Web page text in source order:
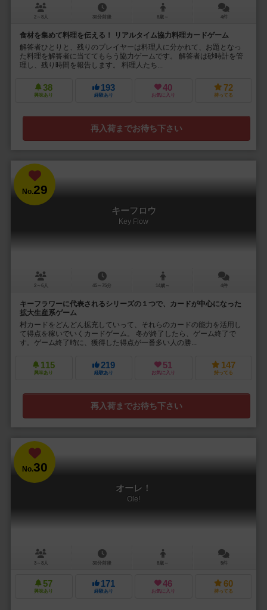
2～8人 30分前後 8歳～ 4件
食材を集めて料理を伝える！ リアルタイム協力料理カードゲーム
解答者ひとりと、残りのプレイヤーは料理人に分かれて、お題となっ
た料理を解答者に当ててもらう協力ゲームです。 解答者は砂時計を管
理し、残り時間を報告します。 料理人たち...
38
興味あり
193
経験あり
40
お気に入り
72
持ってる
再入荷までお待ち下さい
No.29
キーフロウ
Key Flow
2～6人 45～75分 14歳～ 4件
キーフラワーに代表されるシリーズの１つで、カードが中心になった
拡大生産系ゲーム
村カードをどんどん拡充していって、それらのカードの能力を活用し
て得点を稼いでいくカードゲーム。 冬が終了したら、ゲーム終了で
す。ゲーム終了時に、獲得した得点が一番多い人の勝...
115
興味あり
219
経験あり
51
お気に入り
147
持ってる
再入荷までお待ち下さい
No.30
オーレ！
Ole!
3～8人 30分前後 8歳～ 5件
57
興味あり
171
経験あり
46
お気に入り
60
持ってる